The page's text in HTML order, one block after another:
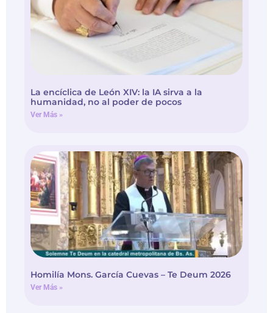
La encíclica de León XIV: la IA sirva a la
humanidad, no al poder de pocos
Ver Más »
Homilía Mons. García Cuevas – Te Deum 2026
Ver Más »